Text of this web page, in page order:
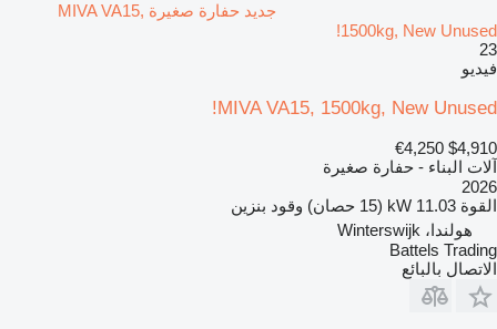
جديد حفارة صغيرة MIVA VA15,
1500kg, New Unused!
23
فيديو
MIVA VA15, 1500kg, New Unused!
$4,910
€4,250
آلات البناء - حفارة صغيرة
2026
القوة 11.03 kW (15 حصان) وقود بنزين
هولندا، Winterswijk
Battels Trading
الاتصال بالبائع